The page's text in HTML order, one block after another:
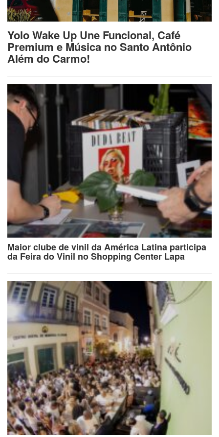
Yolo Wake Up Une Funcional, Café
Premium e Música no Santo Antônio
Além do Carmo!
Maior clube de vinil da América Latina participa
da Feira do Vinil no Shopping Center Lapa